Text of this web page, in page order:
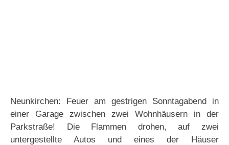
Neunkirchen: Feuer am gestrigen Sonntagabend in
einer Garage zwischen zwei Wohnhäusern in der
Parkstraße! Die Flammen drohen, auf zwei
untergestellte Autos und eines der Häuser